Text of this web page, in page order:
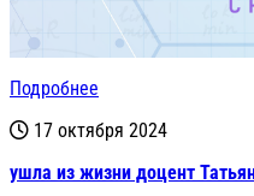
Подробнее
17 октября 2024
ушла из жизни доцент